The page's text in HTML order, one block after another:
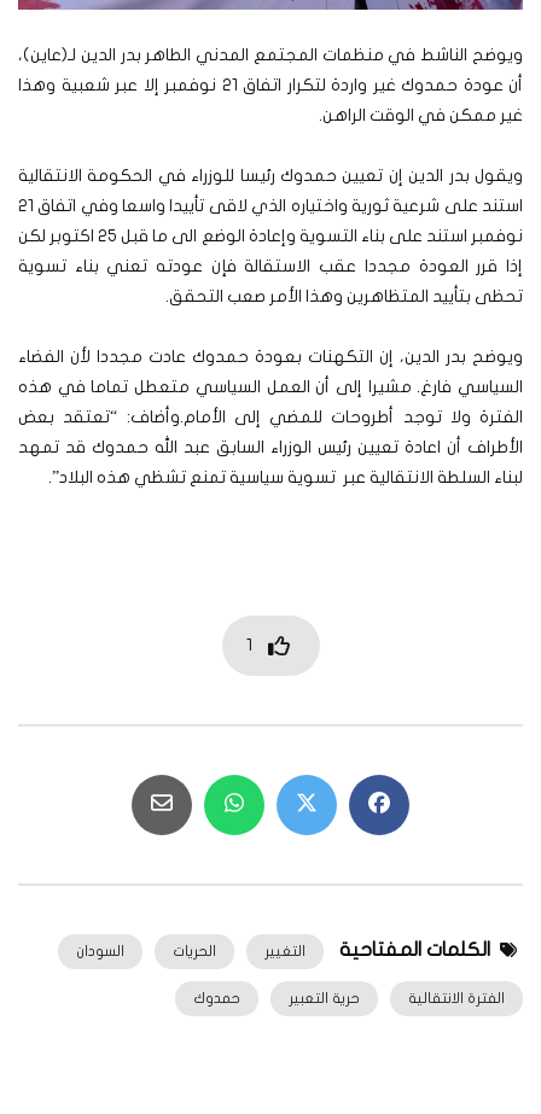
ويوضح الناشط في منظمات المجتمع المدني الطاهر بدر الدين لـ(عاين)،
أن عودة حمدوك غير واردة لتكرار اتفاق 21 نوفمبر إلا عبر شعبية وهذا
غير ممكن في الوقت الراهن.
ويقول بدر الدين إن تعيين حمدوك رئيسا للوزراء في الحكومة الانتقالية
استند على شرعية ثورية واختياره الذي لاقى تأييدا واسعا وفي اتفاق 21
نوفمبر استند على بناء التسوية وإعادة الوضع الى ما قبل 25 اكتوبر لكن
إذا قرر العودة مجددا عقب الاستقالة فإن عودته تعني بناء تسوية
تحظى بتأييد المتظاهرين وهذا الأمر صعب التحقق.
ويوضح بدر الدين، إن التكهنات بعودة حمدوك عادت مجددا لأن الفضاء
السياسي فارغ. مشيرا إلى أن العمل السياسي متعطل تماما في هذه
الفترة ولا توجد أطروحات للمضي إلى الأمام. وأضاف: “تعتقد بعض
الأطراف أن اعادة تعيين رئيس الوزراء السابق عبد الله حمدوك قد تمهد
لبناء السلطة الانتقالية عبر تسوية سياسية تمنع تشظي هذه البلاد”.
1
الكلمات المفتاحية التغيير الحريات السودان
الفترة الانتقالية حرية التعبير حمدوك